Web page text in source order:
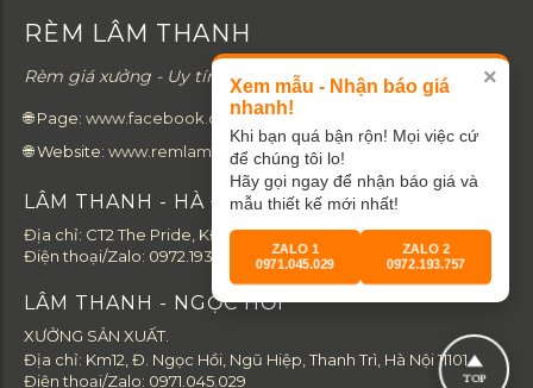
RÈM LÂM THANH
Rèm giá xưởng - Uy tín từ tâm - Chất lượng từ gốc.
🌐 Page: www.facebook.com/remlamthanh
🌐 Website: www.remlamthanh.com
LÂM THANH - HÀ ĐÔNG
Địa chỉ: CT2 The Pride, KĐT An Hưng, Hà Đông, Hà Nội 12110.
Điện thoại/Zalo: 0972.193.757
LÂM THANH - NGỌC HỒI
XƯỞNG SẢN XUẤT.
Địa chỉ: Km12, Đ. Ngọc Hồi, Ngũ Hiệp, Thanh Trì, Hà Nội 11101.
Điện thoại/Zalo: 0971.045.029 TOP
×
Xem mẫu - Nhận báo giá
nhanh!
Khi bạn quá bận rộn! Mọi việc cứ
để chúng tôi lo!
Hãy gọi ngay để nhận báo giá và
mẫu thiết kế mới nhất!
ZALO 1
0971.045.029
ZALO 2
0972.193.757